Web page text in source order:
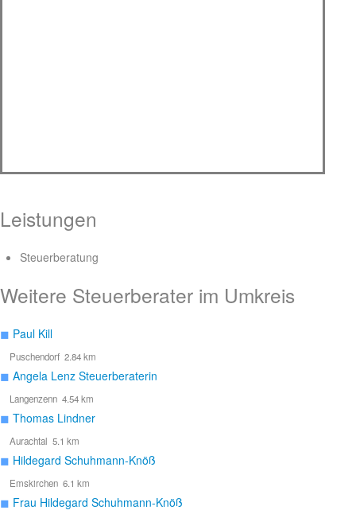
Leistungen
Steuerberatung
Weitere Steuerberater im Umkreis
◼ Paul Kill
Puschendorf 2.84 km
◼ Angela Lenz Steuerberaterin
Langenzenn 4.54 km
◼ Thomas Lindner
Aurachtal 5.1 km
◼ Hildegard Schuhmann-Knöß
Emskirchen 6.1 km
◼ Frau Hildegard Schuhmann-Knöß